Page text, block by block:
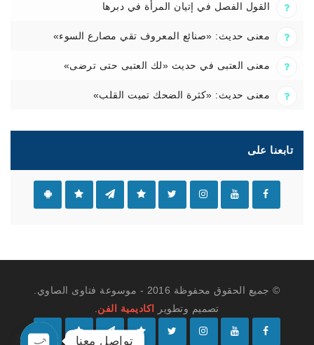
القول الفصل في إتيان المرأة في دبرها
معنى حديث: «صنائع المعروف تقي مصارع السوء»
معنى العتبى في حديث «لك العتبى حتى ترضى»
معنى حديث: «كثرة الضحك تميت القلب»
تابعنا على
© جميع الحقوق محفوظة 2016 - موسوعة فتاوى الصاوي.
تصميم وتطوير
اكاديمية الفن
تواصل معنا